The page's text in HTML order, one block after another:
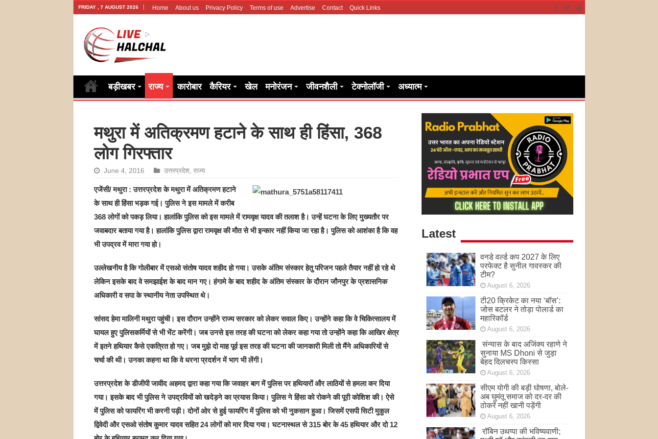
FRIDAY , 7 AUGUST 2026 Home About us Privacy Policy Terms of use Advertise Contact Quick Links
बड़ीखबर राज्य कारोबार कैरियर खेल मनोरंजन जीवनशैली टेक्नोलॉजी अध्यात्म
मथुरा में अतिक्रमण हटाने के साथ ही हिंसा, 368
लोग गिरफ्तार
June 4, 2016 उत्तरप्रदेश, राज्य
एजेंसी/ मथुरा : उत्तरप्रदेश के मथुरा में अतिक्रमण हटाने
के साथ ही हिंसा भड़क गई। पुलिस ने इस मामले में करीब
368 लोगों को पकड़ लिया। हालांकि पुलिस को इस मामले में रामवृक्ष यादव की तलाश है। उन्हें घटना के लिए मुख्यतौर पर
जवाबदार बताया गया है। हालांकि पुलिस द्वारा रामवृक्ष की मौत से भी इन्कार नहीं किया जा रहा है। पुलिस को आशंका है कि वह
भी उपद्रव में मारा गया हो।
उल्लेखनीय है कि गोलीबार में एसओ संतोष यादव शहीद हो गया। उसके अंतिम संस्कार हेतु परिजन पहले तैयार नहीं हो रहे थे
लेकिन इसके बाद वे समझाईश के बाद मान गए। हंगामे के बाद शहीद के अंतिम संस्कार के दौरान जौनपुर के प्रशासनिक
अधिकारी व सपा के स्थानीय नेता उपस्थित थे।
सांसद हेमा मालिनी मथुरा पहुंची। इस दौरान उन्होंने राज्य सरकार को लेकर सवाल किए। उन्होंने कहा कि वे चिकित्सालय में
घायल हुए पुलिसकर्मियों से भी भेंट करेंगी। जब उनसे इस तरह की घटना को लेकर कहा गया तो उन्होंने कहा कि आखिर क्षेत्र
में इतने हथियार कैसे एकत्रित हो गए। जब मुझे दो माह पूर्व इस तरह की घटना की जानकारी मिली तो मैंने अधिकारियों से
चर्चा की थी। उनका कहना था कि वे धरना प्रदर्शन में भाग भी लेंगी।
उत्तरप्रदेश के डीजीपी जावीद अहमद द्वारा कहा गया कि जवाहर बाग में पुलिस पर हथियारों और लाठियों से हमला कर दिया
गया। इसके बाद भी पुलिस ने उपद्रवियों को खदेड़ने का प्रयास किया। पुलिस ने हिंसा को रोकने की पूरी कोशिश की। ऐसे
में पुलिस को फायरिंग भी करनी पड़ी। दोनों ओर से हुई फायरिंग में पुलिस को भी नुकसान हुआ। जिसमें एसपी सिटी मुकुल
द्विवेदी और एसओ संतोष कुमार यादव सहित 24 लोगों को मार दिया गया। घटनास्थल से 315 बोर के 45 हथियार और दो 12
Latest
वनडे वर्ल्ड कप 2027 के लिए
परफेक्ट है सुनील गावस्कर की
टीम?
August 6, 2026
टी20 क्रिकेट का नया ‘बॉस’:
जोस बटलर ने तोड़ा पोलार्ड का
महारिकॉर्ड
August 6, 2026
संन्यास के बाद अजिंक्‍य रहाणे ने
सुनाया MS Dhoni से जुड़ा
बेहद दिलचस्प किस्सा
August 6, 2026
सीएम योगी की बड़ी घोषणा, बोले-
अब घुमंतू समाज को दर-दर की
ठोकरें नहीं खानी पड़ेंगी
August 6, 2026
रॉबिन उथप्पा की भविष्यवाणी;